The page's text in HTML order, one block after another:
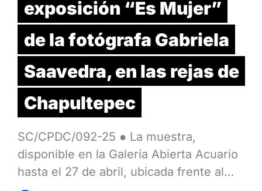
exposición “Es Mujer”
de la fotógrafa Gabriela
Saavedra, en las rejas de
Chapultepec
SC/CPDC/092-25 ● La muestra,
disponible en la Galería Abierta Acuario
hasta el 27 de abril, ubicada frente al…